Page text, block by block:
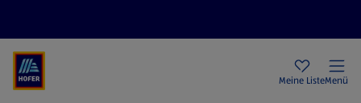
Meine ListeMenü